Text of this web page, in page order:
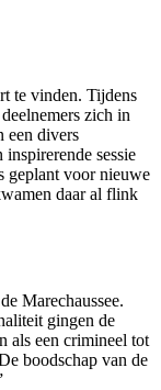
te vinden. Tijdens
zich in
een divers
sessie
geplant voor nieuwe
daar al flink
Marechaussee.
gingen de
als een crimineel tot
boodschap van de